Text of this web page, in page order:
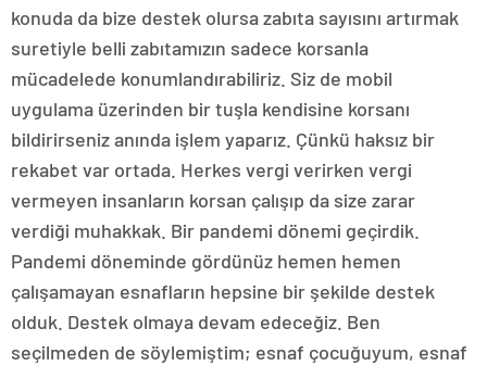
konuda da bize destek olursa zabıta sayısını artırmak
suretiyle belli zabıtamızın sadece korsanla
mücadelede konumlandırabiliriz. Siz de mobil
uygulama üzerinden bir tuşla kendisine korsanı
bildirirseniz anında işlem yaparız. Çünkü haksız bir
rekabet var ortada. Herkes vergi verirken vergi
vermeyen insanların korsan çalışıp da size zarar
verdiği muhakkak. Bir pandemi dönemi geçirdik.
Pandemi döneminde gördünüz hemen hemen
çalışamayan esnafların hepsine bir şekilde destek
olduk. Destek olmaya devam edeceğiz. Ben
seçilmeden de söylemiştim; esnaf çocuğuyum, esnaf